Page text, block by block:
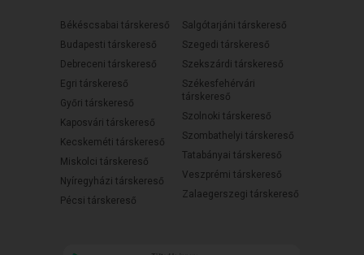
Békéscsabai társkereső
Budapesti társkereső
Debreceni társkereső
Egri társkereső
Győri társkereső
Kaposvári társkereső
Kecskeméti társkereső
Miskolci társkereső
Nyíregyházi társkereső
Pécsi társkereső
Salgótarjáni társkereső
Szegedi társkereső
Szekszárdi társkereső
Székesfehérvári
társkereső
Szolnoki társkereső
Szombathelyi társkereső
Tatabányai társkereső
Veszprémi társkereső
Zalaegerszegi társkereső